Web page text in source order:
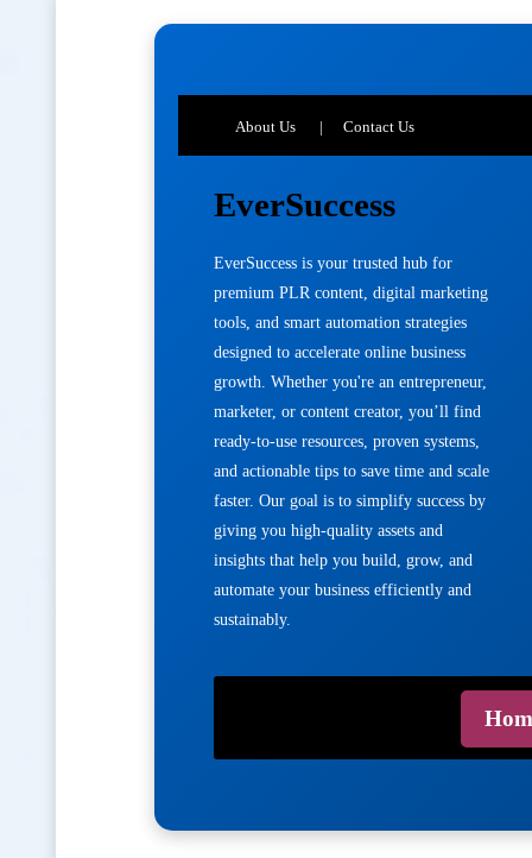
About Us Contact Us
EverSuccess
EverSuccess is your trusted hub for
premium PLR content, digital marketing
tools, and smart automation strategies
designed to accelerate online business
growth. Whether you're an entrepreneur,
marketer, or content creator, you’ll find
ready-to-use resources, proven systems,
and actionable tips to save time and scale
faster. Our goal is to simplify success by
giving you high-quality assets and
insights that help you build, grow, and
automate your business efficiently and
sustainably.